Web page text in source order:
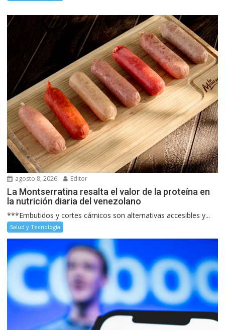
agosto 8, 2026 Editor
La Montserratina resalta el valor de la proteína en
la nutrición diaria del venezolano
***Embutidos y cortes cárnicos son alternativas accesibles y...
Salud y Tecnología